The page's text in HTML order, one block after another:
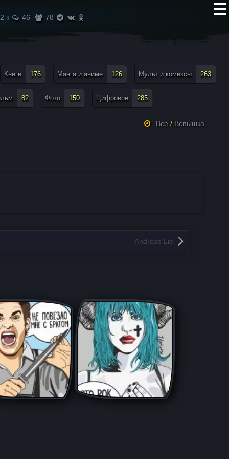
2 к 46 78
Книги 176 Манга и аниме 126 Мульт и комиксы 263
82 Фото 150 Цифровое 285
-Все / Вспышка
Andreas Lie